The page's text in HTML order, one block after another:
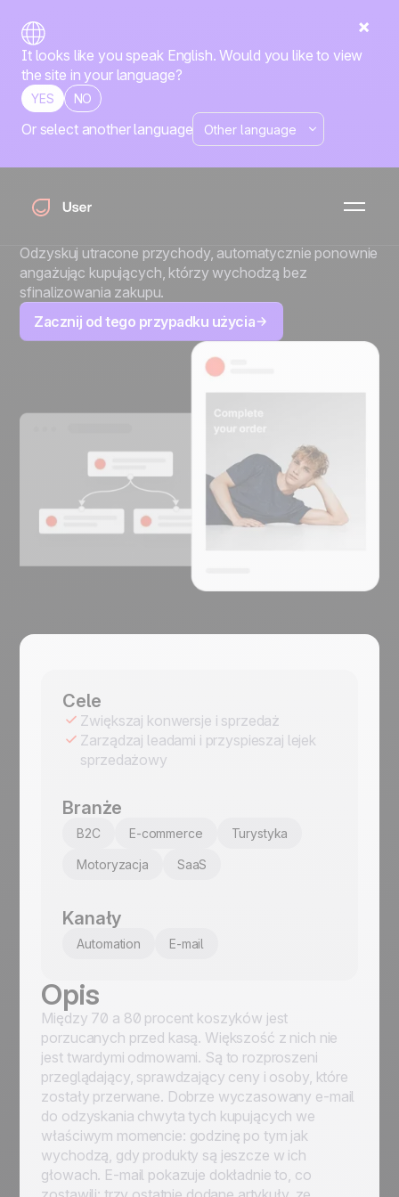
It looks like you speak English. Would you like to view
the site in your language?
YES NO
Or select another language
Zamień porzucenie
koszyka w rozmowę,
nie w rabat
Odzyskuj utracone przychody, automatycznie ponownie
angażując kupujących, którzy wychodzą bez
sfinalizowania zakupu.
Zacznij od tego przypadku użycia
Cele
Zwiększaj konwersje i sprzedaż
Zarządzaj leadami i przyspieszaj lejek
sprzedażowy
Branże
B2C E-commerce Turystyka
Motoryzacja SaaS
Kanały
Automation E-mail
Opis
Między 70 a 80 procent koszyków jest
porzucanych przed kasą. Większość z nich nie
jest twardymi odmowami. Są to rozproszeni
przeglądający, sprawdzający ceny i osoby, które
zostały przerwane. Dobrze wyczasowany e-mail
do odzyskania chwyta tych kupujących we
właściwym momencie: godzinę po tym jak
wychodzą, gdy produkty są jeszcze w ich
głowach. E-mail pokazuje dokładnie to, co